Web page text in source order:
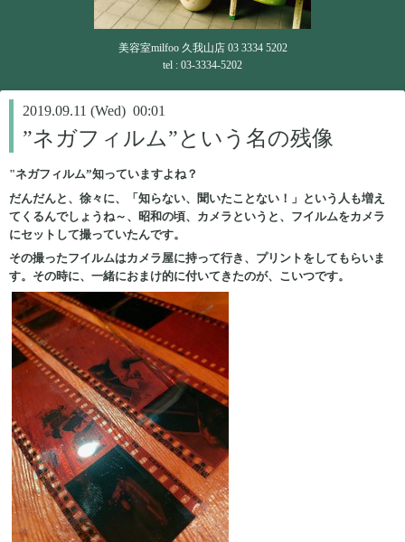
美容室milfoo 久我山店 03 3334 5202
tel : 03-3334-5202
2019.09.11 (Wed) 00:01
”ネガフィルム”という名の残像
"ネガフィルム”知っていますよね？
だんだんと、徐々に、「知らない、聞いたことない！」という人も増え
てくるんでしょうね～、昭和の頃、カメラというと、フイルムをカメラ
にセットして撮っていたんです。
その撮ったフイルムはカメラ屋に持って行き、プリントをしてもらいま
す。その時に、一緒におまけ的に付いてきたのが、こいつです。